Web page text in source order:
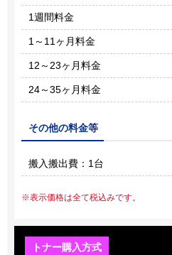
1週間料金
1～11ヶ月料金
12～23ヶ月料金
24～35ヶ月料金
その他の料金等
搬入搬出費：1台
表示価格は全て税込みです。